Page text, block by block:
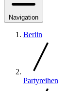
Navigation
Berlin
Partyreihen